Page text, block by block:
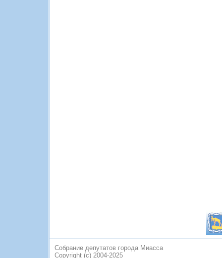
Собрание депутатов города Миасса
Copyright (c) 2004-2025